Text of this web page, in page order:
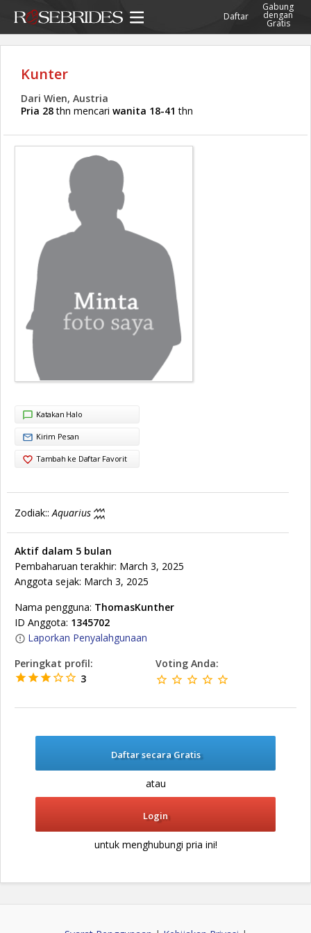
Daftar
Gabung
dengan
Gratis
Kunter
Dari Wien, Austria
Pria 28thn mencari wanita 18-41 thn
Katakan Halo
Kirim Pesan
Tambah ke Daftar Favorit
Zodiak:: Aquarius
Aktif dalam 5 bulan
Pembaharuan terakhir: March 3, 2025
Anggota sejak: March 3, 2025
Nama pengguna: ThomasKunther
ID Anggota: 1345702
Laporkan Penyalahgunaan
Peringkat profil:
3
Voting Anda:
Daftar secara Gratis
atau
Login
untuk menghubungi pria ini!